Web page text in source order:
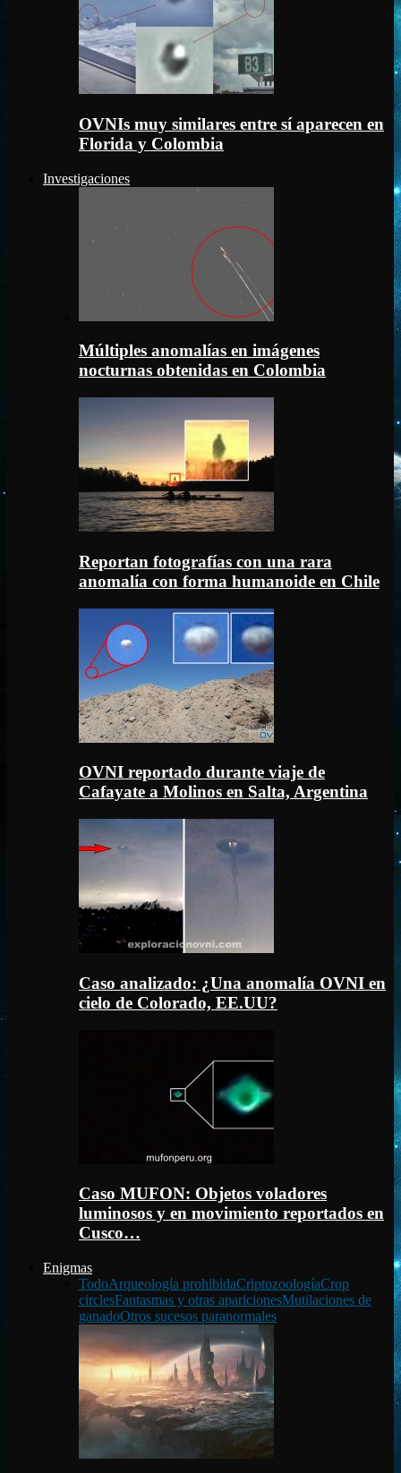
OVNIs muy similares entre sí aparecen en
Florida y Colombia
Investigaciones
Múltiples anomalías en imágenes
nocturnas obtenidas en Colombia
Reportan fotografías con una rara
anomalía con forma humanoide en Chile
OVNI reportado durante viaje de
Cafayate a Molinos en Salta, Argentina
Caso analizado: ¿Una anomalía OVNI en
cielo de Colorado, EE.UU?
Caso MUFON: Objetos voladores
luminosos y en movimiento reportados en
Cusco…
Enigmas
TodoArqueología prohibidaCriptozoologíaCrop
circlesFantasmas y otras aparicionesMutilaciones de
ganadoOtros sucesos paranormales